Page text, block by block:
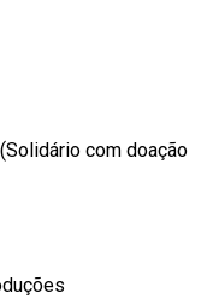
com doação